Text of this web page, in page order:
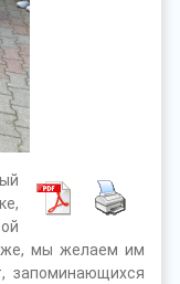
же, мы желаем им
запоминающихся